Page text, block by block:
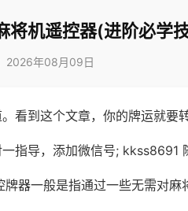
将机遥控器(进阶必学
2026年08月09日
看到这个文章，你的牌运就要转
指导，添加微信号; kkss8691
器一般是指通过一些无需对麻